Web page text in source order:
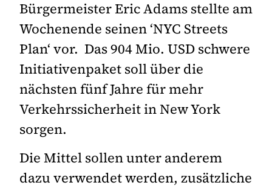
Bürgermeister Eric Adams stellte am
Wochenende seinen ‘NYC Streets
Plan‘ vor. Das 904 Mio. USD schwere
Initiativenpaket soll über die
nächsten fünf Jahre für mehr
Verkehrssicherheit in New York
sorgen.
Die Mittel sollen unter anderem
dazu verwendet werden, zusätzliche